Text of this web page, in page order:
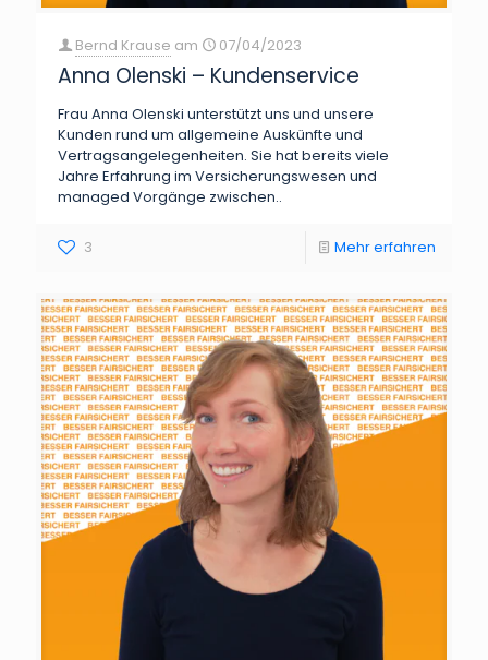
Bernd Krause am 07/04/2023
Anna Olenski – Kundenservice
Frau Anna Olenski unterstützt uns und unsere
Kunden rund um allgemeine Auskünfte und
Vertragsangelegenheiten. Sie hat bereits viele
Jahre Erfahrung im Versicherungswesen und
managed Vorgänge zwischen..
3 Mehr erfahren